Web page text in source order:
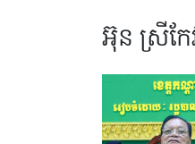
អ៊ុន ស្រីកែ